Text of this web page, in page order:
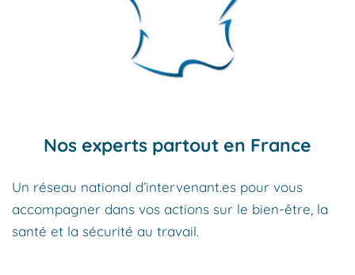
Nos experts partout en France
Un réseau national d’intervenant.es pour vous
accompagner dans vos actions sur le bien-être, la
santé et la sécurité au travail.